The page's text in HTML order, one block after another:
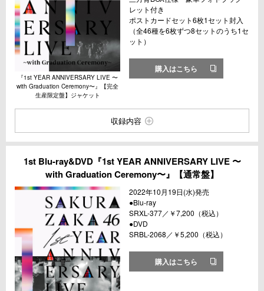
『1st YEAR ANNIVERSARY LIVE 〜
with Graduation Ceremony〜』【完全
生産限定盤】ジャケット
レット付き
ポストカードセット6枚1セット封入
（全46種を6枚ずつ8セットのうち1セ
ット）
購入はこちら
収録内容
1st Blu-ray&DVD『1st YEAR ANNIVERSARY LIVE 〜
with Graduation Ceremony〜』【通常盤】
2022年10月19日(水)発売
●Blu-ray
SRXL-377／￥7,200（税込）
●DVD
SRBL-2068／￥5,200（税込）
購入はこちら